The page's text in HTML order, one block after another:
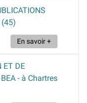
(45)
En savoir +
ET DE
- à Chartres